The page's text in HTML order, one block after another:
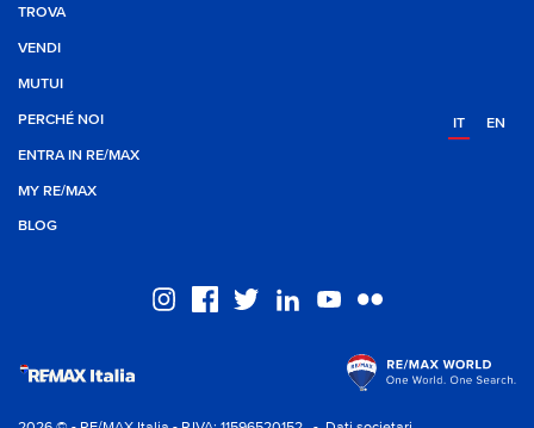
TROVA
VENDI
MUTUI
PERCHÉ NOI
ENTRA IN RE/MAX
MY RE/MAX
BLOG
IT EN